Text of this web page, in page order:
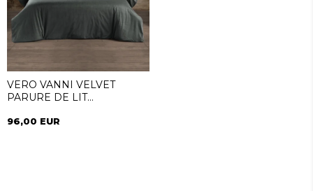
VERO VANNI VELVET
PARURE DE LIT
96,00 EUR